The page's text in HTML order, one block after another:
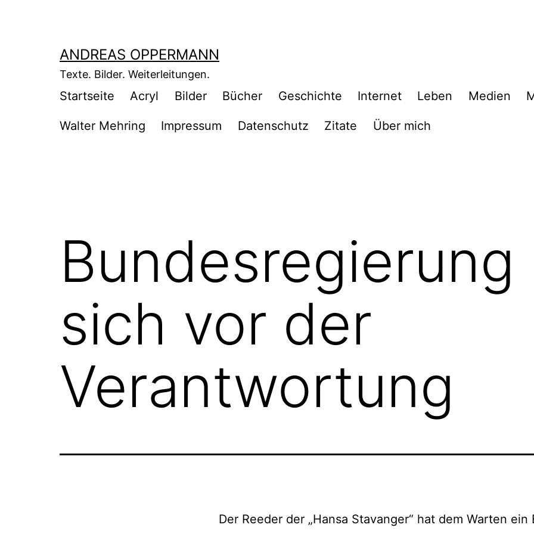
ANDREAS OPPERMANN
Texte. Bilder. Weiterleitungen.
Startseite Acryl Bilder Bücher Geschichte Internet Leben Medien
Walter Mehring Impressum Datenschutz Zitate Über mich
sich vor der
Verantwortung
Der Reeder der „Hansa Stavanger“ hat dem Warten ein